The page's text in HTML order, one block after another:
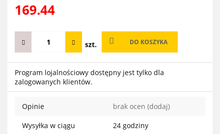
169.44
szt. DO KOSZYKA
Program lojalnościowy dostępny jest tylko dla
zalogowanych klientów.
Opinie brak ocen (dodaj)
Wysyłka w ciągu 24 godziny